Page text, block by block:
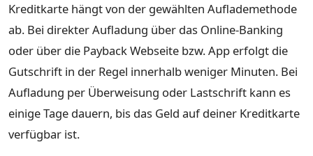
Kreditkarte hängt von der gewählten Auflademethode
ab. Bei direkter Aufladung über das Online-Banking
oder über die Payback Webseite bzw. App erfolgt die
Gutschrift in der Regel innerhalb weniger Minuten. Bei
Aufladung per Überweisung oder Lastschrift kann es
einige Tage dauern, bis das Geld auf deiner Kreditkarte
verfügbar ist.